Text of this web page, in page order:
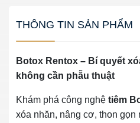
THÔNG TIN SẢN PHẨM
Botox Rentox – Bí quyết
không cần phẫu thuật
Khám phá công nghệ tiêm
xóa nhăn, nâng cơ, thon gọn